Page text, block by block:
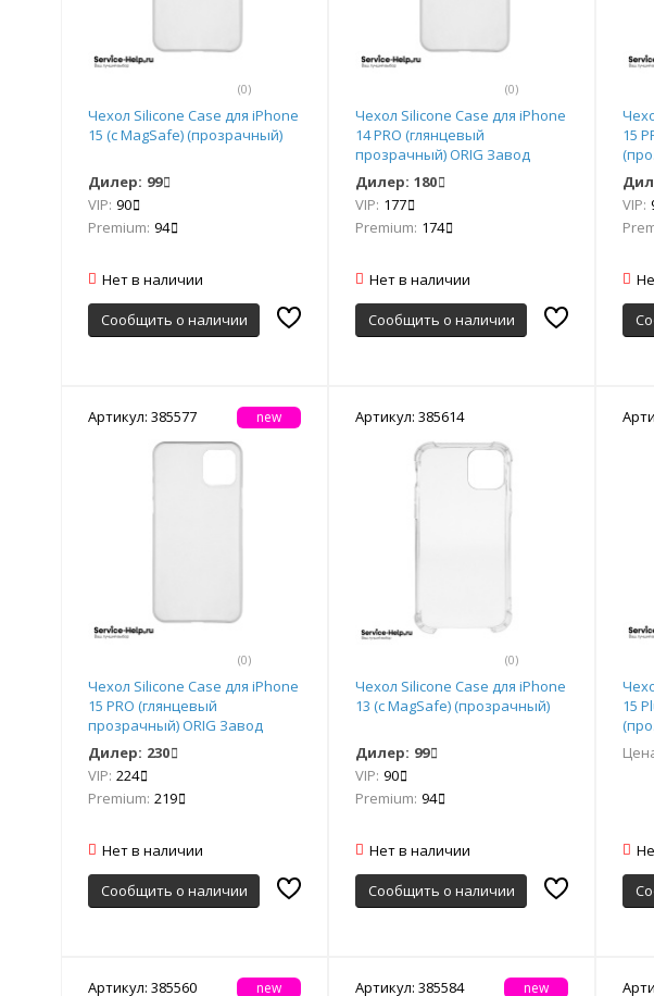
(0)
Чехол Silicone Case для iPhone
15 (с MagSafe) (прозрачный)
Дилер: 99
VIP: 90
Premium: 94
Нет в наличии
Сообщить о наличии
(0)
Чехол Silicone Case для iPhone
14 PRO (глянцевый
прозрачный) ORIG Завод
Дилер: 180
VIP: 177
Premium: 174
Нет в наличии
Сообщить о наличии
15
VIP:
Артикул: 385577
(0)
new
Чехол Silicone Case для iPhone
15 PRO (глянцевый
прозрачный) ORIG Завод
Дилер: 230
VIP: 224
Premium: 219
Нет в наличии
Сообщить о наличии
Артикул: 385614
(0)
Чехол Silicone Case для iPhone
13 (с MagSafe) (прозрачный)
Дилер: 99
VIP: 90
Premium: 94
Нет в наличии
Сообщить о наличии
15
Артикул: 385560 new Артикул: 385584 new